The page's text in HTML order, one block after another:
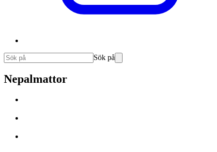
Sök på
Nepalmattor